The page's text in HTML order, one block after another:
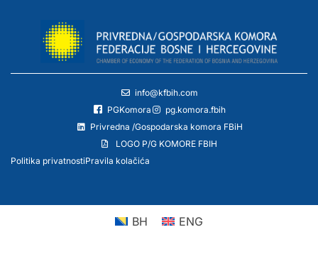
info@kfbih.com
PGKomora
pg.komora.fbih
Privredna /Gospodarska komora FBiH
LOGO P/G KOMORE FBIH
Politika privatnostiPravila kolačića
BH ENG